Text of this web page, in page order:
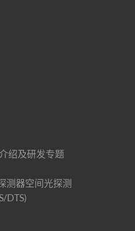
绍及研发专题
测器空间光探测
DTS)